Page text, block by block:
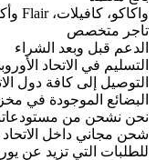
واكاكو، كافيلات، Flair وأكثر
تاجر متخصص
الدعم قبل وبعد الشراء
التسليم في الاتحاد
التوصيل إلى كافة دول
البضائع الموجودة في
نحن نشحن من
شحن مجاني داخل الاتحاد
للطلبات التي تزيد عن